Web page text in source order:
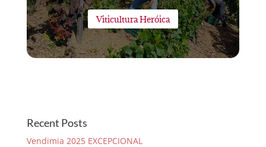
Viticultura Heróica
Recent Posts
Vendimia 2025 EXCEPCIONAL